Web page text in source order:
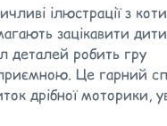
ілюстрації з
зацікавити
деталей робить гру
Це гарний
дрібної моторики,